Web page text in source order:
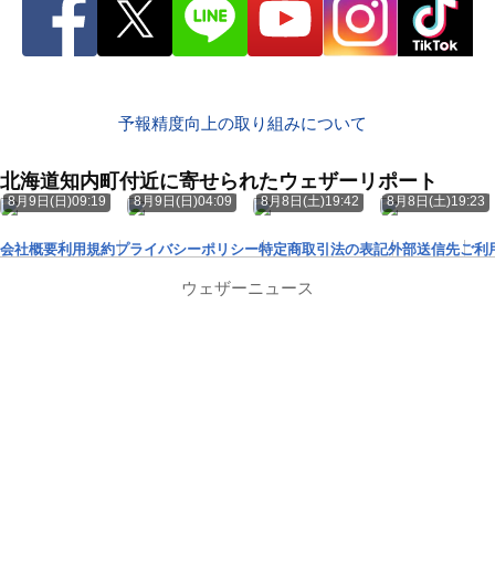
予報精度向上の取り組みについて
北海道知内町付近に寄せられたウェザーリポート
8月9日(日)09:19 8月9日(日)04:09 8月8日(土)19:42 8月8日(土)19:23
会社概要利用規約プライバシーポリシー特定商取引法の表記外部送信先ご利
ウェザーニュース